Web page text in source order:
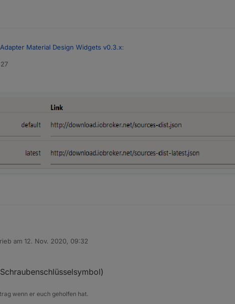
Material Design Widgets v0.3.x:
am12. Nov. 2020, 09:32
editiert von
wenn er euch geholfen hat.